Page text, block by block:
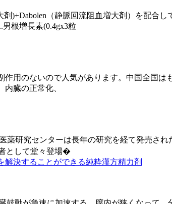
)+Dabolen（静脈回流阻血増大剤）を配合
根増長素(0.4gx3粒
用のないので人気があります。中国全国
臓の正常化、
研究センターは長年の研究を経て発売さ
として堂々登場�
決することができる純粋漢方精力剤